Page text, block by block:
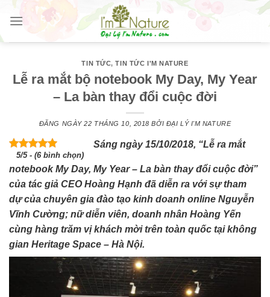
Skip
content
TIN TỨC,TIN TỨC I'M NATURE
Lễ ra mắt bộ notebook My Day, My Year
– La bàn thay đổi cuộc đời
ĐĂNG NGÀY22 THÁNG 10, 2018 BỞI ĐẠI LÝ I'M NATURE
5/5 - (6 bình chọn)
Sáng ngày 15/10/2018, “Lễ ra mắt
notebook My Day, My Year – La bàn thay đổi cuộc đời”
của tác giả CEO Hoàng Hạnh đã diễn ra với sự tham
dự của chuyên gia đào tạo kinh doanh online Nguyễn
Vĩnh Cường; nữ diễn viên, doanh nhân Hoàng Yến
cùng hàng trăm vị khách mời trên toàn quốc tại không
gian Heritage Space – Hà Nội.